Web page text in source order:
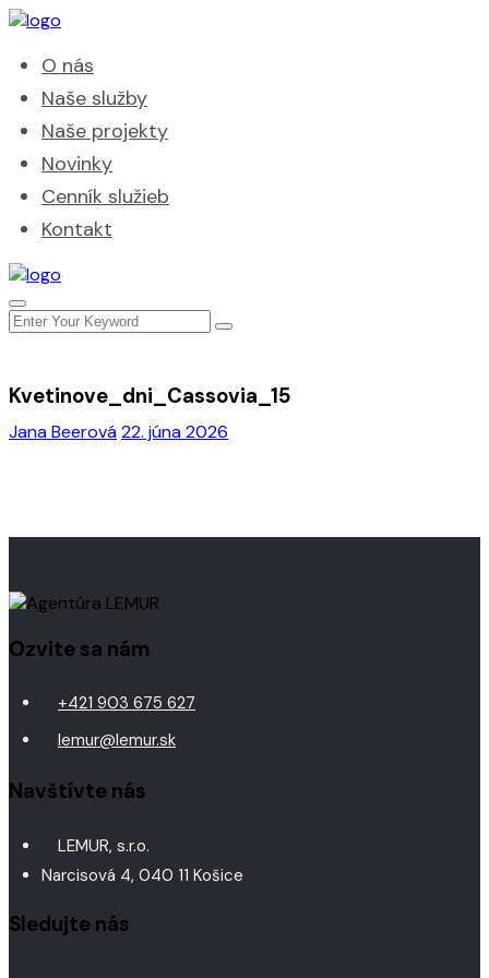
O nás
Naše služby
Naše projekty
Novinky
Cenník služieb
Kontakt
Jana Beerová22. júna 2026
Kvetinove_dni_Cassovia_15
Ozvite sa nám
+421 903 675 627
lemur@lemur.sk
Navštívte nás
LEMUR, s.r.o.
Narcisová 4, 040 11 Košice
Sledujte nás